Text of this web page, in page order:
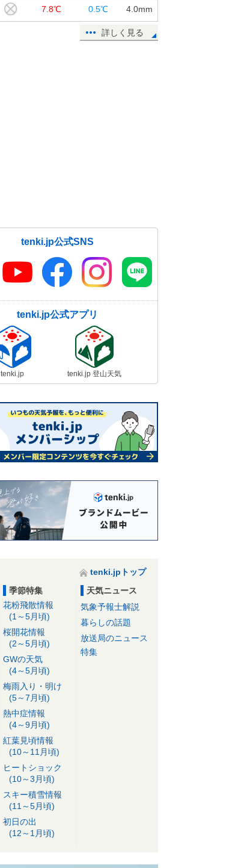
7.8℃ 0.5℃ 4.0mm
詳しく見る
tenki.jp公式SNS
tenki.jp公式アプリ
tenki.jp tenki.jp 登山天気
tenki.jpトップ
季節特集
花粉飛散情報
(1～5月頃)
桜開花情報
(2～5月頃)
GWの天気
(4～5月頃)
梅雨入り・明け
(5～7月頃)
熱中症情報
(4～9月頃)
紅葉見頃情報
(10～11月頃)
ヒートショック
(10～3月頃)
スキー積雪情報
(11～5月頃)
初日の出
(12～1月頃)
天気ニュース
気象予報士解説
暮らしの話題
放送局のニュース
特集